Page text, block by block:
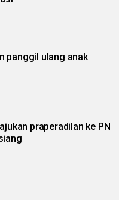
panggil ulang anak
praperadilan ke PN